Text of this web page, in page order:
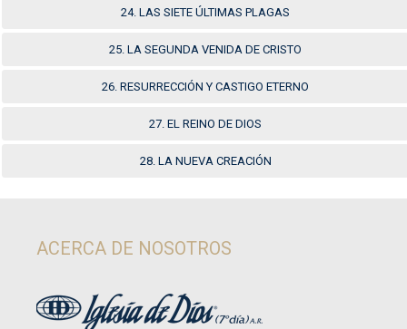
24. LAS SIETE ÚLTIMAS PLAGAS
25. LA SEGUNDA VENIDA DE CRISTO
26. RESURRECCIÓN Y CASTIGO ETERNO
27. EL REINO DE DIOS
28. LA NUEVA CREACIÓN
ACERCA DE NOSOTROS